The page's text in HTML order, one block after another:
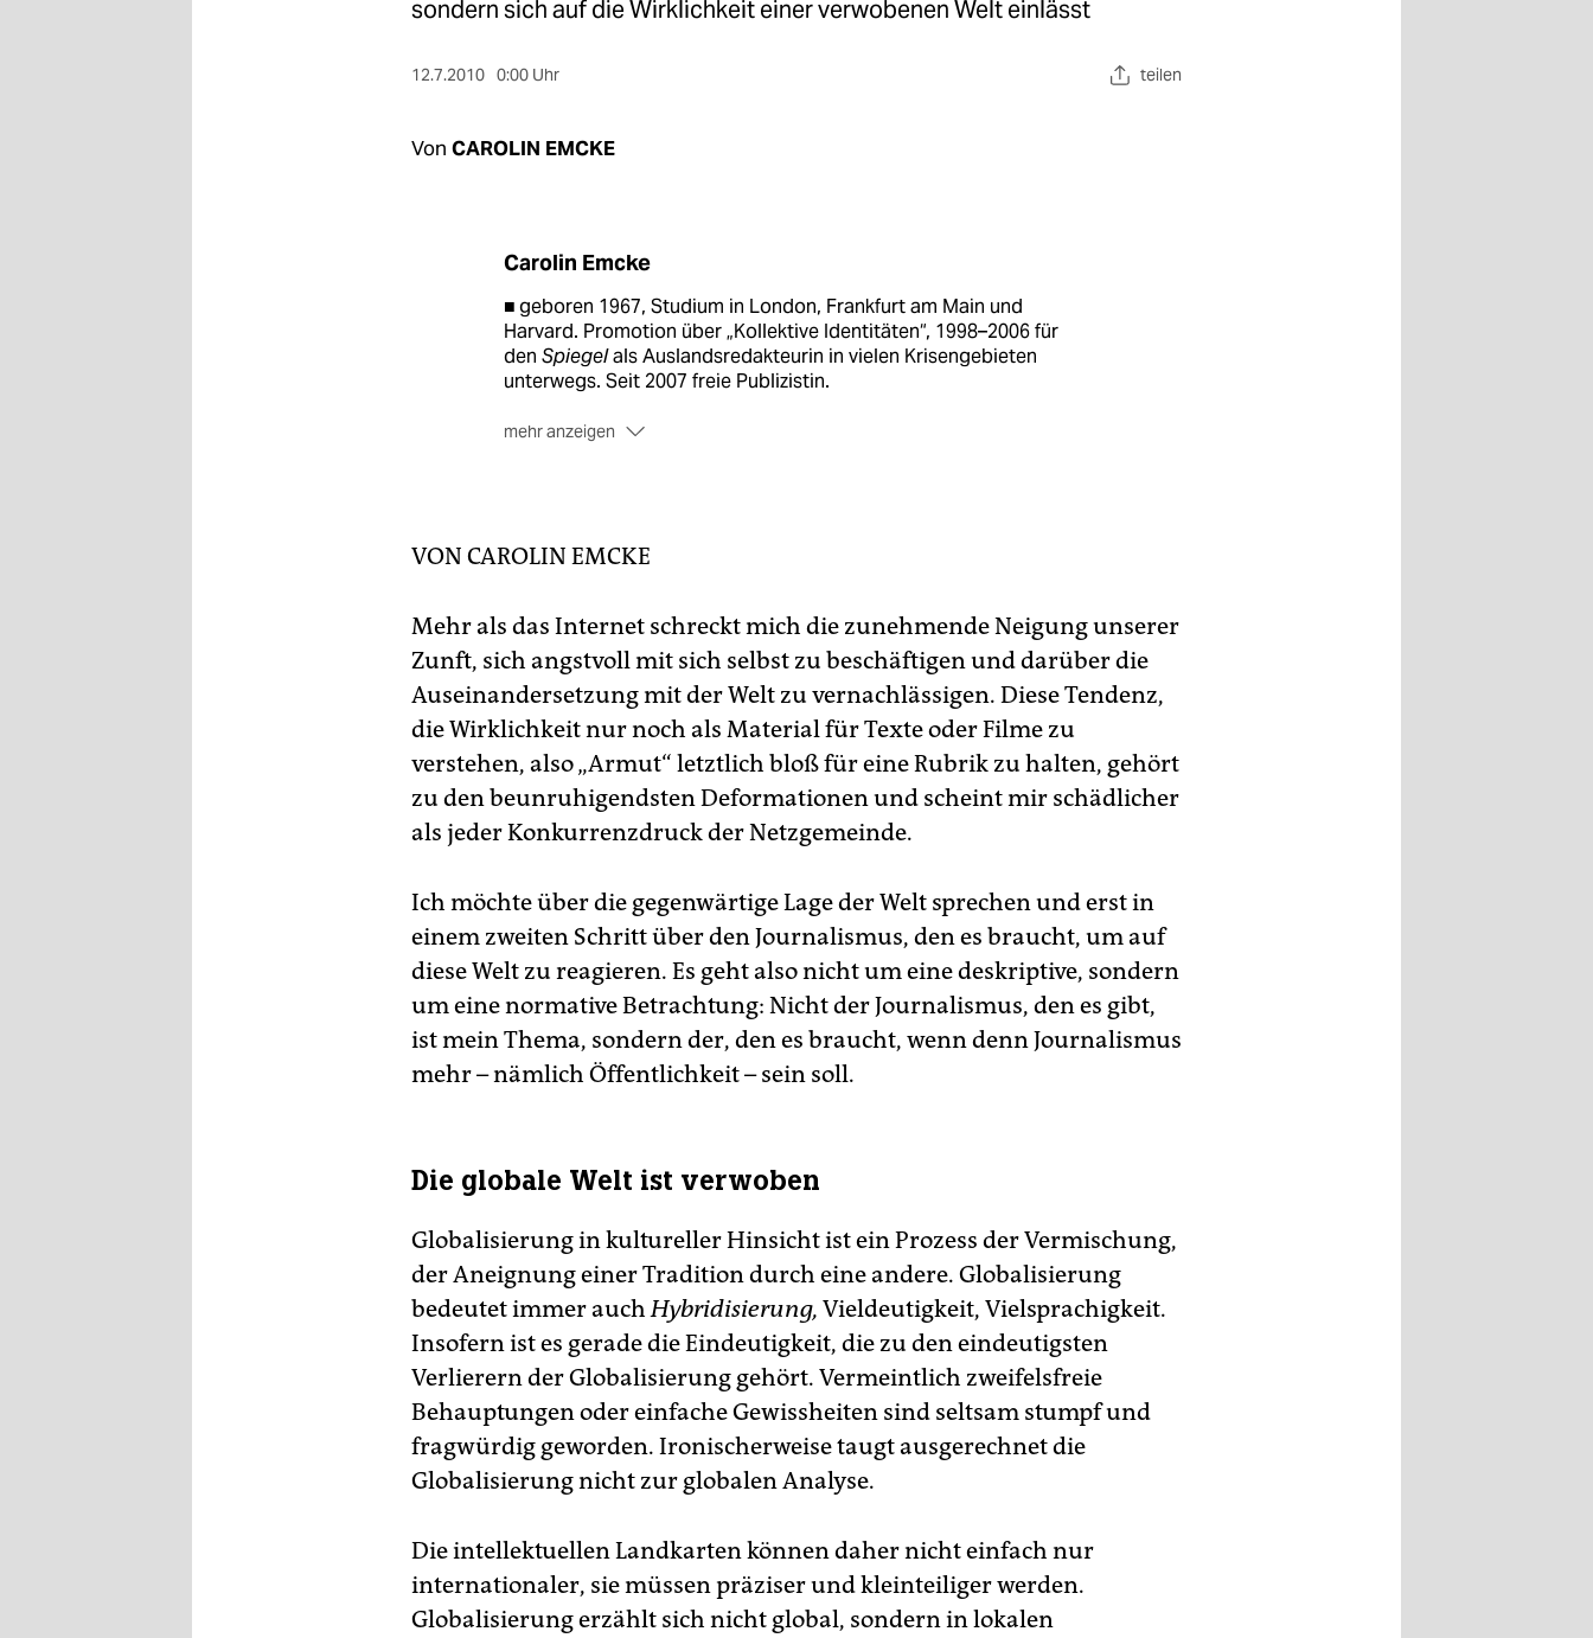
sondern sich auf die Wirklichkeit einer verwobenen Welt einlässt
12.7.2010 0:00 Uhr teilen
Von CAROLIN EMCKE
Carolin Emcke
■ geboren 1967, Studium in London, Frankfurt am Main und
Harvard. Promotion über „Kollektive Identitäten“, 1998–2006 für
den Spiegelals Auslandsredakteurin in vielen Krisengebieten
unterwegs. Seit 2007 freie Publizistin.
mehr anzeigen
www.carolin-emcke.de
VON CAROLIN EMCKE
Mehr als das Internet schreckt mich die zunehmende Neigung unserer
Zunft, sich angstvoll mit sich selbst zu beschäftigen und darüber die
Auseinandersetzung mit der Welt zu vernachlässigen. Diese Tendenz,
die Wirklichkeit nur noch als Material für Texte oder Filme zu
verstehen, also „Armut“ letztlich bloß für eine Rubrik zu halten, gehört
zu den beunruhigendsten Deformationen und scheint mir schädlicher
als jeder Konkurrenzdruck der Netzgemeinde.
Ich möchte über die gegenwärtige Lage der Welt sprechen und erst in
einem zweiten Schritt über den Journalismus, den es braucht, um auf
diese Welt zu reagieren. Es geht also nicht um eine deskriptive, sondern
um eine normative Betrachtung: Nicht der Journalismus, den es gibt,
ist mein Thema, sondern der, den es braucht, wenn denn Journalismus
mehr – nämlich Öffentlichkeit – sein soll.
Die globale Welt ist verwoben
Globalisierung in kultureller Hinsicht ist ein Prozess der Vermischung,
der Aneignung einer Tradition durch eine andere. Globalisierung
bedeutet immer auchHybridisierung, Vieldeutigkeit, Vielsprachigkeit.
Insofern ist es gerade die Eindeutigkeit, die zu den eindeutigsten
Verlierern der Globalisierung gehört. Vermeintlich zweifelsfreie
Behauptungen oder einfache Gewissheiten sind seltsam stumpf und
fragwürdig geworden. Ironischerweise taugt ausgerechnet die
Globalisierung nicht zur globalen Analyse.
Die intellektuellen Landkarten können daher nicht einfach nur
internationaler, sie müssen präziser und kleinteiliger werden.
Globalisierung erzählt sich nicht global, sondern in lokalen